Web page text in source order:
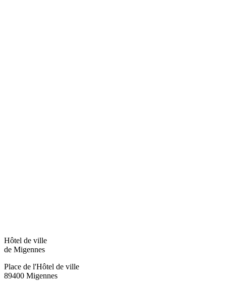
Hôtel de ville
de Migennes
Place de l'Hôtel de ville
89400 Migennes